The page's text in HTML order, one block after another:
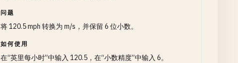
问题
将 120.5 mph 转换为 m/s，并保留 6 位小数。
如何使用
在“英里每小时”中输入 120.5，在“小数精度”中输入 6。